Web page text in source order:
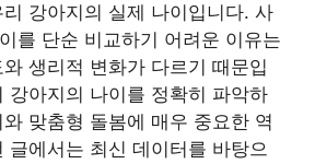
강아지의 실제 나이입니다. 사
를 단순 비교하기 어려운 이유는
생리적 변화가 다르기 때문입
강아지의 나이를 정확히 파악하
맞춤형 돌봄에 매우 중요한 역
글에서는 최신 데이터를 바탕으